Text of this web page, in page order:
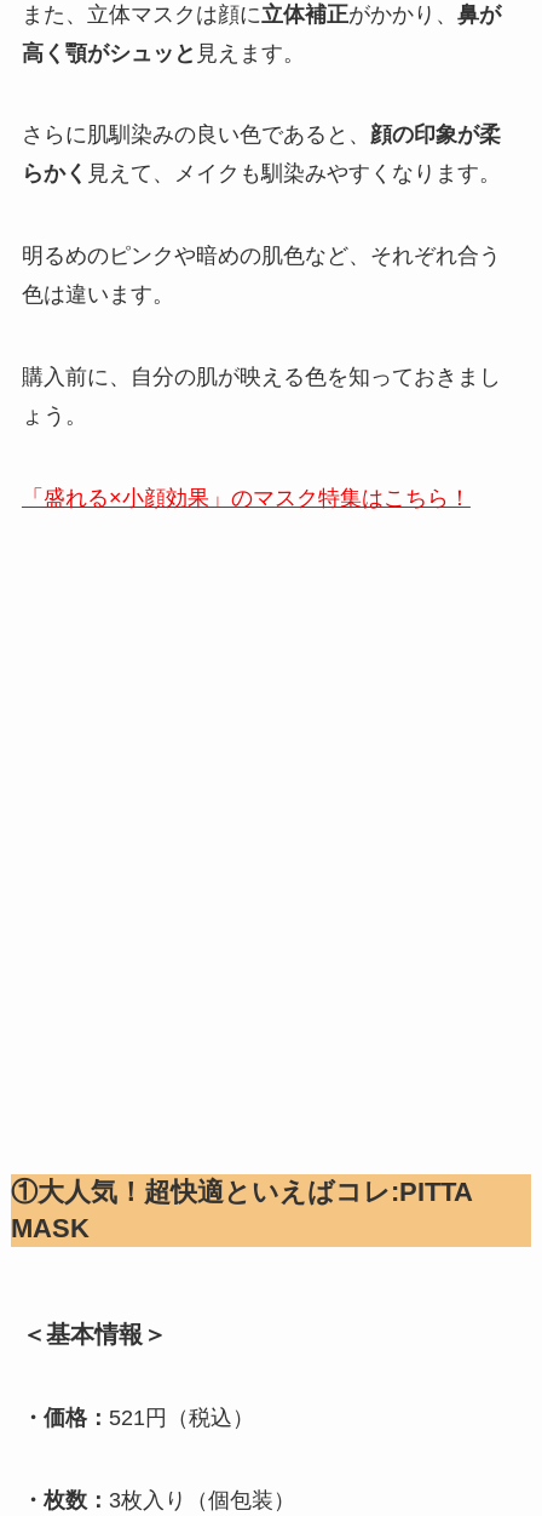
また、立体マスクは顔に立体補正がかかり、 鼻が
高く顎がシュッと 見えます。
さらに肌馴染みの良い色であると、 顔の印象が柔
らかく 見えて、メイクも馴染みやすくなります。
明るめのピンクや暗めの肌色など、それぞれ合う
色は違います。
購入前に、自分の肌が映える色を知っておきまし
ょう。
「盛れる×小顔効果」のマスク特集はこちら！
①大人気！超快適といえばコレ:PITTA
MASK
＜基本情報＞
・価格： 521円（税込）
・枚数： 3枚入り（個包装）